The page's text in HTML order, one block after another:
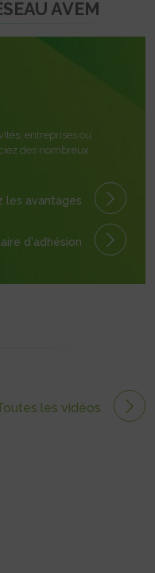
AVEM
entreprises ou
des nombreux
les avantages
d'adhésion
les vidéos